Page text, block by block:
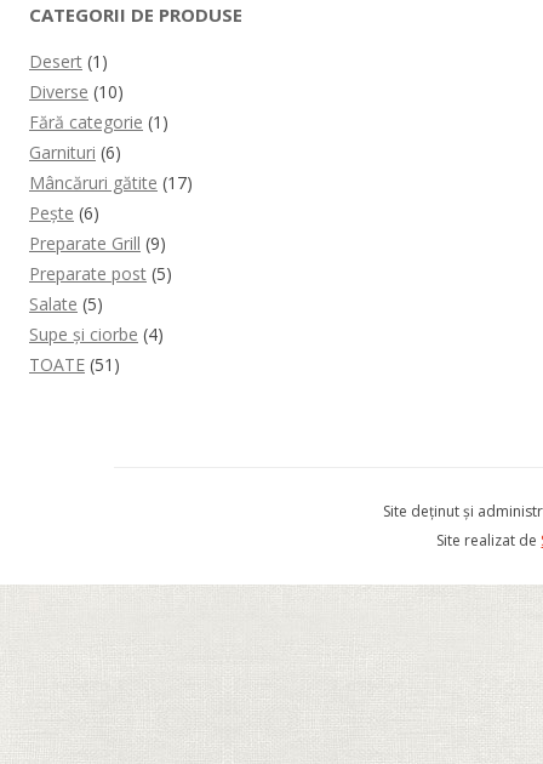
CATEGORII DE PRODUSE
Desert (1)
Diverse (10)
Fără categorie (1)
Garnituri (6)
Mâncăruri gătite (17)
Pește (6)
Preparate Grill (9)
Preparate post (5)
Salate (5)
Supe și ciorbe (4)
TOATE (51)
Site deținut și
Site realizat de